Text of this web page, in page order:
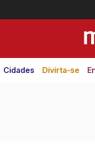
Cidades Divirta-se